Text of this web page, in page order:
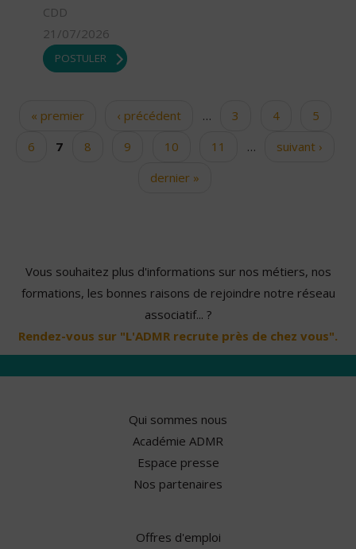
CDD
21/07/2026
POSTULER
Pages« premier ‹ précédent … 3 4
5
6
7 8 9 10 11 …
suivant ›
dernier »
Vous souhaitez plus d'informations sur nos métiers, nos
formations, les bonnes raisons de rejoindre notre réseau
associatif... ?
Rendez-vous sur "L'ADMR recrute près de chez vous".
Qui sommes nous
Académie ADMR
Espace presse
Nos partenaires
Offres d'emploi